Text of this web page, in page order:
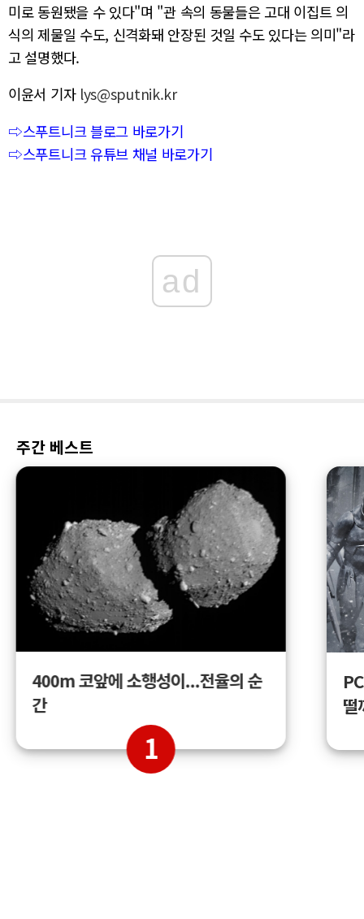
미로 동원됐을 수 있다"며 "관 속의 동물들은 고대 이집트 의
식의 제물일 수도, 신격화돼 안장된 것일 수도 있다는 의미"라
고 설명했다.
이윤서 기자 lys@sputnik.kr
⇨스푸트니크 블로그 바로가기
⇨스푸트니크 유튜브 채널 바로가기
ad
주간 베스트
400m 코앞에 소행성이...전율의 순
간
1
떨